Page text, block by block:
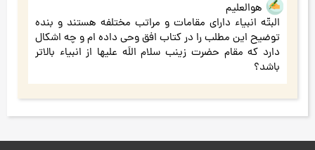
هوالعلیم
البتّه انبیاء دارای مقامات و مراتب مختلفه هستند و بنده
توضیح این مطلب را در کتاب افق وحی داده ام و چه اشکال
دارد که مقام حضرت زینب سلام اللَه علیها از انبیاء بالاتر
باشد؟